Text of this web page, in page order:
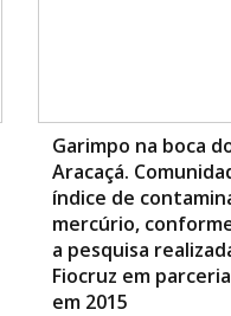
Garimpo na boca
Aracaçá.
índice de
mercúrio,
a pesquisa
Fiocruz em
em 2015